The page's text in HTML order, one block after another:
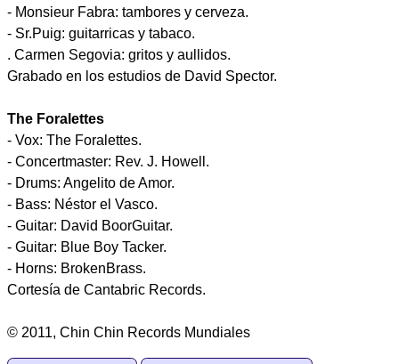
- Monsieur Fabra: tambores y cerveza.
- Sr.Puig: guitarricas y tabaco.
. Carmen Segovia: gritos y aullidos.
Grabado en los estudios de David Spector.
The Foralettes
- Vox: The Foralettes.
- Concertmaster: Rev. J. Howell.
- Drums: Angelito de Amor.
- Bass: Néstor el Vasco.
- Guitar: David BoorGuitar.
- Guitar: Blue Boy Tacker.
- Horns: BrokenBrass.
Cortesía de Cantabric Records.
© 2011, Chin Chin Records Mundiales